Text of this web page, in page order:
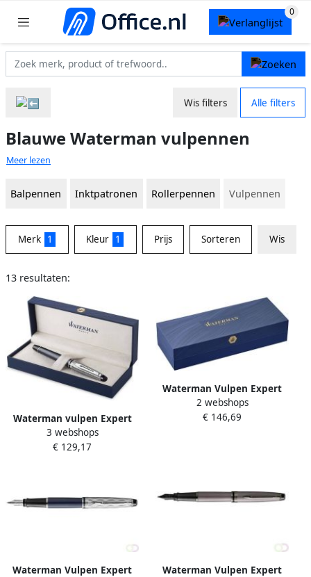
Wis filters Alle filters
Blauwe Waterman vulpennen
Meer lezen
Balpennen Inktpatronen Rollerpennen Vulpennen
Merk 1 Kleur 1 Prijs Sorteren Wis
13 resultaten:
Waterman vulpen Expert
Deluxe medium metallic
grijs CT in giftbox
3 webshops
€ 129,17
Waterman Vulpen Expert
L'essence du blue lacquer
CT fijn
2 webshops
€ 146,69
Waterman Vulpen Expert
Waterman Vulpen Expert